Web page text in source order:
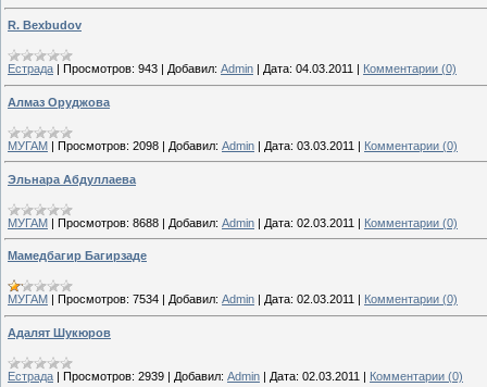
R. Bexbudov
Естрада Просмотров: 943 Добавил: Admin Дата: 04.03.2011 Комментарии (0)
Алмаз Оруджова
МУГАМ | Просмотров: 2098 | Добавил: Admin | Дата: 03.03.2011 | Комментарии (0)
Эльнара Абдуллаева
МУГАМ | Просмотров: 8688 | Добавил: Admin | Дата: 02.03.2011 | Комментарии (0)
Мамедбагир Багирзаде
МУГАМ Просмотров: 7534 Добавил: Admin Дата: 02.03.2011 Комментарии (0)
Адалят Шукюров
Естрада | Просмотров: 2939 | Добавил: Admin | Дата: 02.03.2011 | Комментарии (0)